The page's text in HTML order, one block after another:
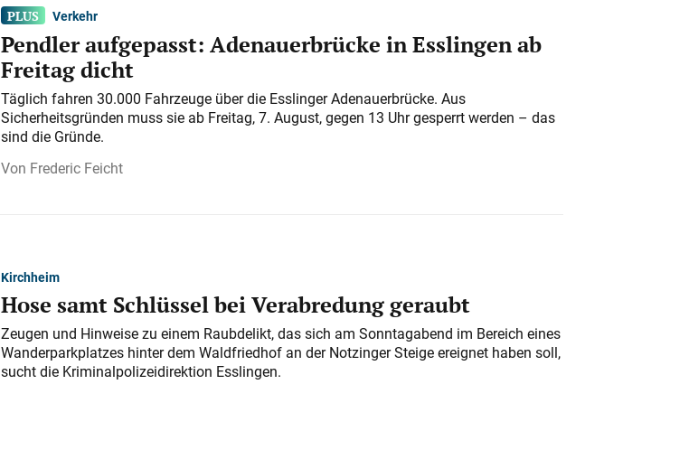
Verkehr
Pendler aufgepasst: Adenauerbrücke in Esslingen ab
Freitag dicht
Täglich fahren 30.000 Fahrzeuge über die Esslinger Adenauerbrücke. Aus
Sicherheitsgründen muss sie ab Freitag, 7. August, gegen 13 Uhr gesperrt werden – das
sind die Gründe.
Frederic Feicht
Kirchheim
Hose samt Schlüssel bei Verabredung geraubt
Zeugen und Hinweise zu einem Raubdelikt, das sich am Sonntagabend im Bereich eines
Wanderparkplatzes hinter dem Waldfriedhof an der Notzinger Steige ereignet haben soll,
sucht die Kriminalpolizeidirektion Esslingen.